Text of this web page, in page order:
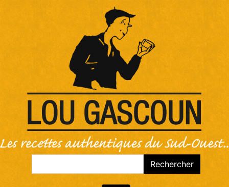
Rechercher